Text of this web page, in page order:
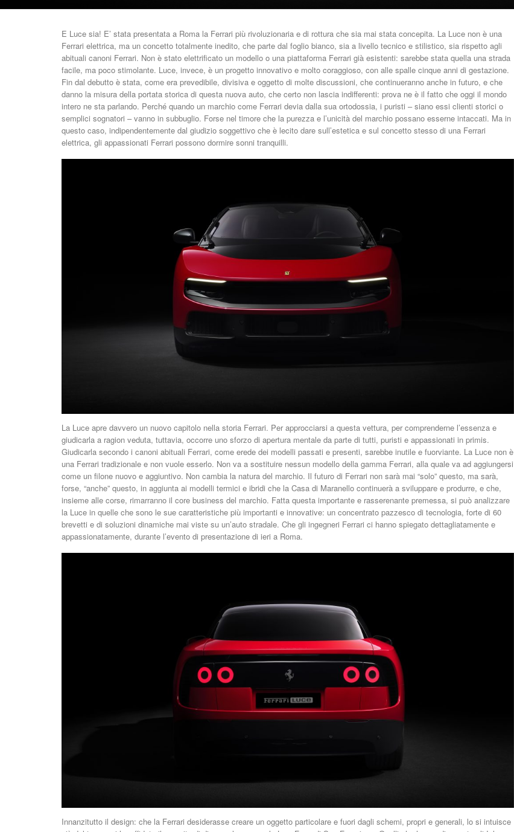
E Luce sia! E’ stata presentata a Roma la Ferrari più rivoluzionaria e di rottura che sia mai stata concepita. La Luce non è una
Ferrari elettrica, ma un concetto totalmente inedito, che parte dal foglio bianco, sia a livello tecnico e stilistico, sia rispetto agli
abituali canoni Ferrari. Non è stato elettrificato un modello o una piattaforma Ferrari già esistenti: sarebbe stata quella una strada
facile, ma poco stimolante. Luce, invece, è un progetto innovativo e molto coraggioso, con alle spalle cinque anni di gestazione.
Fin dal debutto è stata, come era prevedibile, divisiva e oggetto di molte discussioni, che continueranno anche in futuro, e che
danno la misura della portata storica di questa nuova auto, che certo non lascia indifferenti: prova ne è il fatto che oggi il mondo
intero ne sta parlando. Perché quando un marchio come Ferrari devia dalla sua ortodossia, i puristi – siano essi clienti storici o
semplici sognatori – vanno in subbuglio. Forse nel timore che la purezza e l’unicità del marchio possano esserne intaccati. Ma in
questo caso, indipendentemente dal giudizio soggettivo che è lecito dare sull’estetica e sul concetto stesso di una Ferrari
elettrica, gli appassionati Ferrari possono dormire sonni tranquilli.
La Luce apre davvero un nuovo capitolo nella storia Ferrari. Per approcciarsi a questa vettura, per comprenderne l’essenza e
giudicarla a ragion veduta, tuttavia, occorre uno sforzo di apertura mentale da parte di tutti, puristi e appassionati in primis.
Giudicarla secondo i canoni abituali Ferrari, come erede dei modelli passati e presenti, sarebbe inutile e fuorviante. La Luce non è
una Ferrari tradizionale e non vuole esserlo. Non va a sostituire nessun modello della gamma Ferrari, alla quale va ad aggiungersi
come un filone nuovo e aggiuntivo. Non cambia la natura del marchio. Il futuro di Ferrari non sarà mai “solo” questo, ma sarà,
forse, “anche” questo, in aggiunta ai modelli termici e ibridi che la Casa di Maranello continuerà a sviluppare e produrre, e che,
insieme alle corse, rimarranno il core business del marchio. Fatta questa importante e rasserenante premessa, si può analizzare
la Luce in quelle che sono le sue caratteristiche più importanti e innovative: un concentrato pazzesco di tecnologia, forte di 60
brevetti e di soluzioni dinamiche mai viste su un’auto stradale. Che gli ingegneri Ferrari ci hanno spiegato dettagliatamente e
appassionatamente, durante l’evento di presentazione di ieri a Roma.
Innanzitutto il design: che la Ferrari desiderasse creare un oggetto particolare e fuori dagli schemi, propri e generali, lo si intuisce